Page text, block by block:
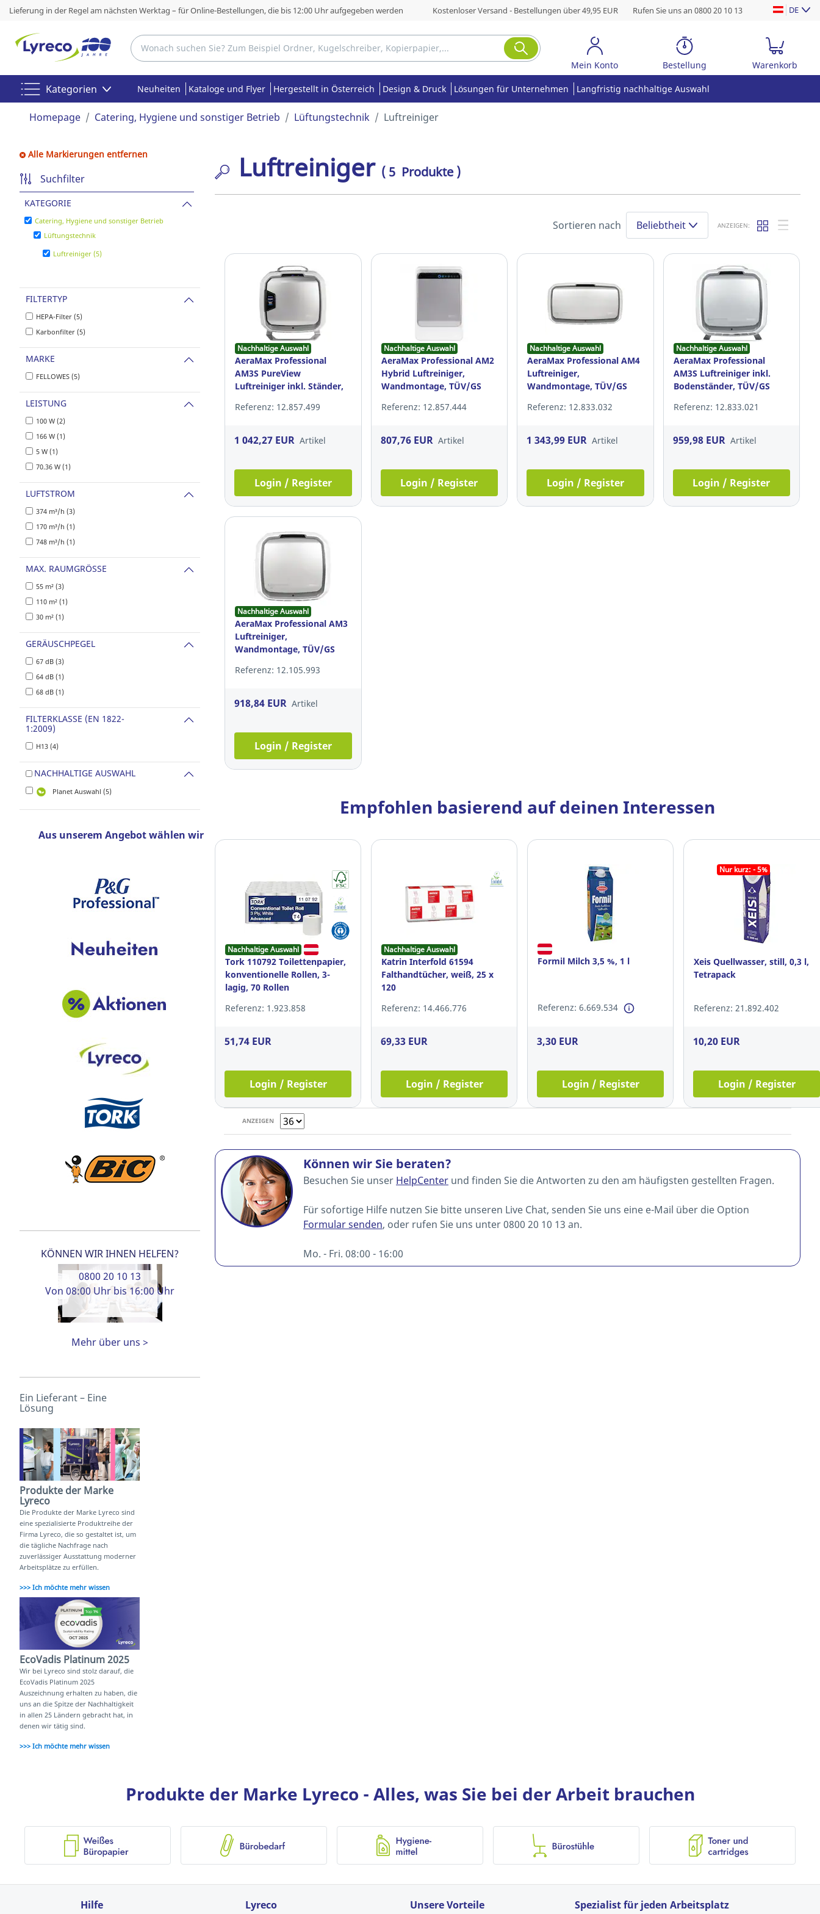
Lieferung in der Regel am nächsten Werktag – für Online-Bestellungen, die bis 12:00 Uhr aufgegeben werden Kostenloser Versand - Bestellungen über 49,95 EUR Rufen Sie uns an 0800 20 10 13 DE
Mein Konto Bestellung Warenkorb
Kategorien Neuheiten Kataloge und Flyer Hergestellt in Österreich Design & Druck Lösungen für Unternehmen Langfristig nachhaltige Auswahl
Homepage Catering, Hygiene und sonstiger Betrieb Lüftungstechnik Luftreiniger
Alle Markierungen entfernen
Suchfilter
KATEGORIE
Catering, Hygiene und sonstiger Betrieb
Lüftungstechnik
Luftreiniger (5)
FILTERTYP
HEPA-Filter (5)
Karbonfilter (5)
MARKE
FELLOWES (5)
LEISTUNG
100 W (2)
166 W (1)
5 W (1)
70.36 W (1)
LUFTSTROM
374 m³/h (3)
170 m³/h (1)
748 m³/h (1)
MAX. RAUMGRÖSSE
55 m² (3)
110 m² (1)
30 m² (1)
GERÄUSCHPEGEL
67 dB (3)
64 dB (1)
68 dB (1)
FILTERKLASSE (EN 1822-
1:2009)
H13 (4)
NACHHALTIGE AUSWAHL
Planet Auswahl (5)
Aus unserem Angebot wählen wir
KÖNNEN WIR IHNEN HELFEN?
0800 20 10 13
Von 08:00 Uhr bis 16:00 Uhr
Mehr über uns >
Ein Lieferant – Eine
Lösung
Produkte der Marke
Lyreco
Die Produkte der Marke Lyreco sind
eine spezialisierte Produktreihe der
Firma Lyreco, die so gestaltet ist, um
die tägliche Nachfrage nach
zuverlässiger Ausstattung moderner
Arbeitsplätze zu erfüllen.
>>> Ich möchte mehr wissen
EcoVadis Platinum 2025
Wir bei Lyreco sind stolz darauf, die
EcoVadis Platinum 2025
Auszeichnung erhalten zu haben, die
uns an die Spitze der Nachhaltigkeit
in allen 25 Ländern gebracht hat, in
denen wir tätig sind.
>>> Ich möchte mehr wissen
Luftreiniger ( 5 Produkte )
Sortieren nach Beliebtheit ANZEIGEN:
Nachhaltige Auswahl
AeraMax Professional
AM3S PureView
Luftreiniger inkl. Ständer,
Referenz: 12.857.499
1 042,27 EUR Artikel
Login / Register
Nachhaltige Auswahl
AeraMax Professional AM2
Hybrid Luftreiniger,
Wandmontage, TÜV/GS
Referenz: 12.857.444
807,76 EUR Artikel
Login / Register
Nachhaltige Auswahl
AeraMax Professional AM4
Luftreiniger,
Wandmontage, TÜV/GS
Referenz: 12.833.032
1 343,99 EUR Artikel
Login / Register
Nachhaltige Auswahl
AeraMax Professional
AM3S Luftreiniger inkl.
Bodenständer, TÜV/GS
Referenz: 12.833.021
959,98 EUR Artikel
Login / Register
Nachhaltige Auswahl
AeraMax Professional AM3
Luftreiniger,
Wandmontage, TÜV/GS
Referenz: 12.105.993
918,84 EUR Artikel
Login / Register
Empfohlen basierend auf deinen Interessen
Nachhaltige Auswahl
Tork 110792 Toilettenpapier,
konventionelle Rollen, 3-
lagig, 70 Rollen
Referenz: 1.923.858
51,74 EUR
Login / Register
Nachhaltige Auswahl
Katrin Interfold 61594
Falthandtücher, weiß, 25 x
120
Referenz: 14.466.776
69,33 EUR
Login / Register
Formil Milch 3,5 %, 1 l
Referenz: 6.669.534
3,30 EUR
Login / Register
Nur kurz: - 5%
Xeis Quellwasser, still, 0,3 l,
Tetrapack
Referenz: 21.892.402
10,20 EUR
Login / Register
ANZEIGEN
Können wir Sie beraten?
Besuchen Sie unser HelpCenter und finden Sie die Antworten zu den am häufigsten gestellten Fragen.
Für sofortige Hilfe nutzen Sie bitte unseren Live Chat, senden Sie uns eine e-Mail über die Option
Formular senden, oder rufen Sie uns unter 0800 20 10 13 an.
Mo. - Fri. 08:00 - 16:00
Produkte der Marke Lyreco - Alles, was Sie bei der Arbeit brauchen
Hilfe Lyreco Unsere Vorteile Spezialist für jeden Arbeitsplatz